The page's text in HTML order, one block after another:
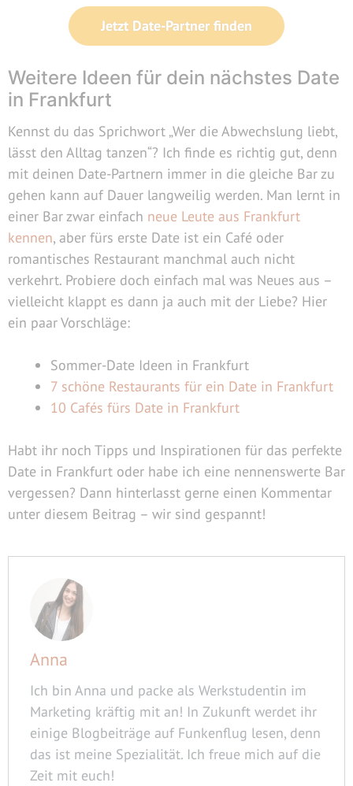
Jetzt Date-Partner finden
Weitere Ideen für dein nächstes Date
in Frankfurt
Kennst du das Sprichwort „Wer die Abwechslung liebt,
lässt den Alltag tanzen“? Ich finde es richtig gut, denn
mit deinen Date-Partnern immer in die gleiche Bar zu
gehen kann auf Dauer langweilig werden. Man lernt in
einer Bar zwar einfach neue Leute aus Frankfurt
kennen, aber fürs erste Date ist ein Café oder
romantisches Restaurant manchmal auch nicht
verkehrt. Probiere doch einfach mal was Neues aus –
vielleicht klappt es dann ja auch mit der Liebe? Hier
ein paar Vorschläge:
Sommer-Date Ideen in Frankfurt
7 schöne Restaurants für ein Date in Frankfurt
10 Cafés fürs Date in Frankfurt
Habt ihr noch Tipps und Inspirationen für das perfekte
Date in Frankfurt oder habe ich eine nennenswerte Bar
vergessen? Dann hinterlasst gerne einen Kommentar
unter diesem Beitrag – wir sind gespannt!
Anna
Ich bin Anna und packe als Werkstudentin im
Marketing kräftig mit an! In Zukunft werdet ihr
einige Blogbeiträge auf Funkenflug lesen, denn
das ist meine Spezialität. Ich freue mich auf die
Zeit mit euch!